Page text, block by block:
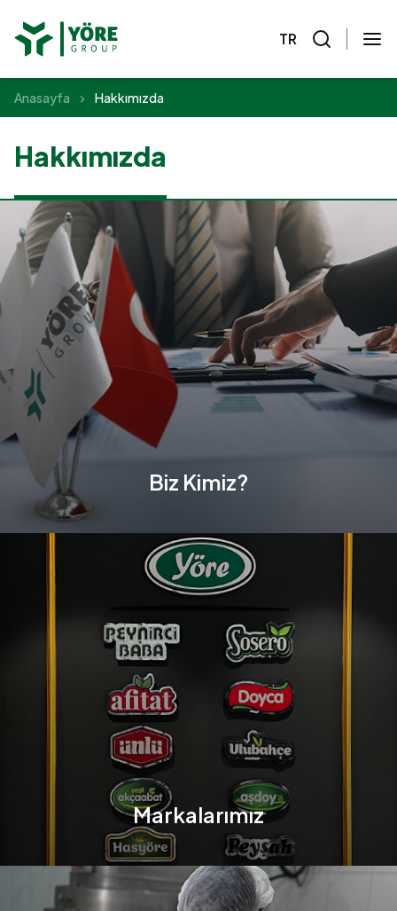
TR
Anasayfa Hakkımızda
Hakkımızda
Biz Kimiz?
Markalarımız